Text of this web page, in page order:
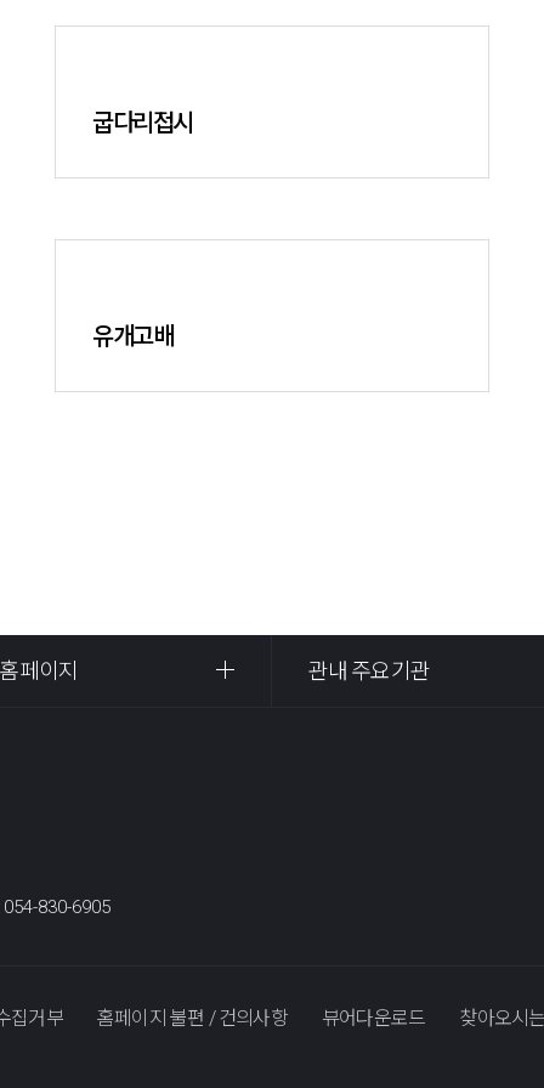
굽다리접시
유개고배
페이지 관내 주요기관
054-830-6905
집거부 홈페이지 불편 / 건의사항 뷰어다운로드 찾아오시